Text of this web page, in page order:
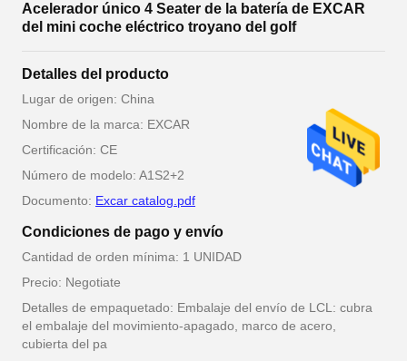
Acelerador único 4 Seater de la batería de EXCAR
del mini coche eléctrico troyano del golf
Detalles del producto
Lugar de origen: China
Nombre de la marca: EXCAR
Certificación: CE
Número de modelo: A1S2+2
Documento: Excar catalog.pdf
Condiciones de pago y envío
Cantidad de orden mínima: 1 UNIDAD
Precio: Negotiate
Detalles de empaquetado: Embalaje del envío de LCL: cubra
el embalaje del movimiento-apagado, marco de acero,
cubierta del pa